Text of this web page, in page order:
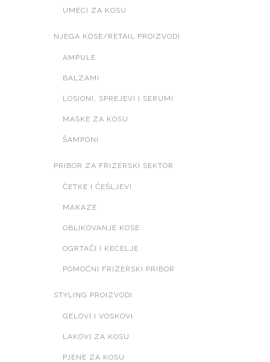
UMECI ZA KOSU
NJEGA KOSE/RETAIL PROIZVODI
AMPULE
BALZAMI
LOSIONI, SPREJEVI I SERUMI
MASKE ZA KOSU
ŠAMPONI
PRIBOR ZA FRIZERSKI SEKTOR
ČETKE I ČEŠLJEVI
MAKAZE
OBLIKOVANJE KOSE
OGRTAČI I KECELJE
POMOĆNI FRIZERSKI PRIBOR
STYLING PROIZVODI
GELOVI I VOSKOVI
LAKOVI ZA KOSU
PJENE ZA KOSU